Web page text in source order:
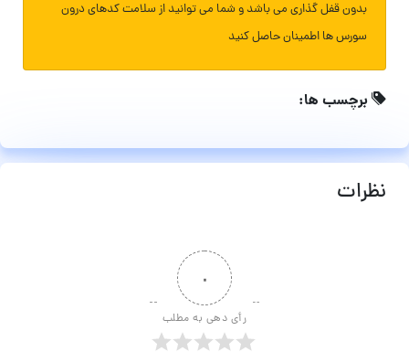
بدون قفل گذاری می باشد و شما می توانید از سلامت کدهای درون
سورس ها اطمینان حاصل کنید
برچسب ها:
نظرات
۰
رأی دهی به مطلب